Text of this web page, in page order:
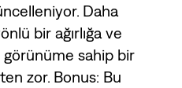
Daha
bir ağırlığa ve
sahip bir
zor. Bonus: Bu